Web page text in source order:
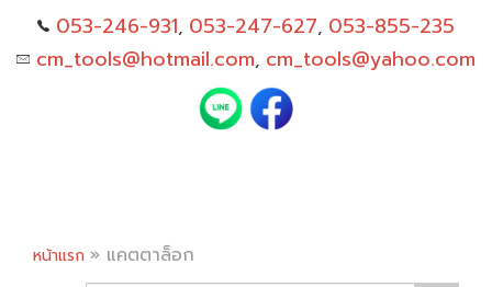
053-246-931, 053-247-627, 053-855-235
cm_tools@hotmail.com, cm_tools@yahoo.com
หน้าแรก » แคตตาล็อก